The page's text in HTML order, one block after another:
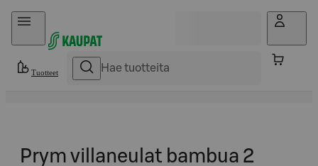
Hyppää sisältöön
Tuotteet
Prym villaneulat bambua 2